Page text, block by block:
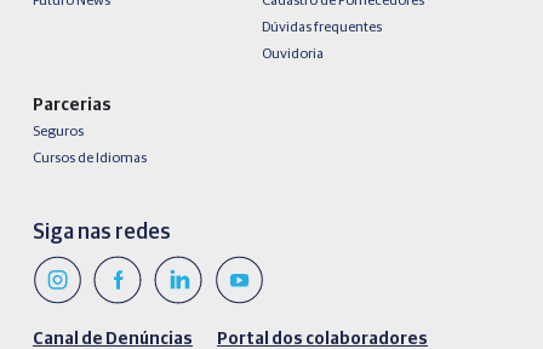
Dúvidas frequentes
Ouvidoria
Parcerias
Seguros
Cursos de Idiomas
Siga nas redes
Canal de Denúncias Portal dos colaboradores